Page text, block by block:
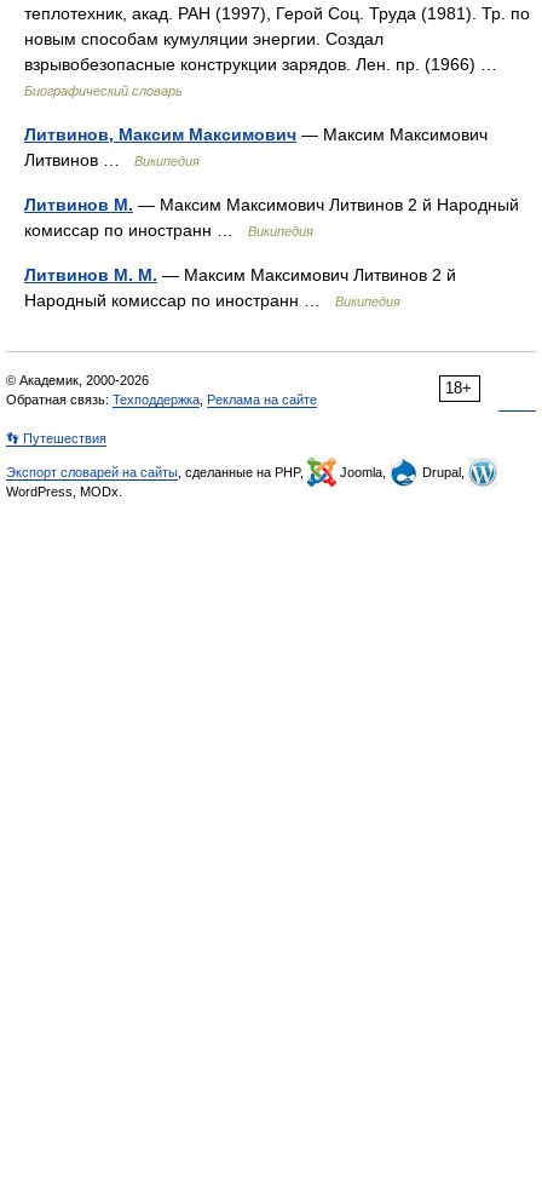
теплотехник, акад. РАН (1997), Герой Соц. Труда (1981). Тр. по
новым способам кумуляции энергии. Создал
взрывобезопасные конструкции зарядов. Лен. пр. (1966) …
Биографический словарь
Литвинов, Максим Максимович — Максим Максимович
Литвинов …
Википедия
Литвинов М. — Максим Максимович Литвинов 2 й Народный
комиссар по иностранн …
Википедия
Литвинов М. М. — Максим Максимович Литвинов 2 й
Народный комиссар по иностранн …
Википедия
18+
© Академик, 2000-2026
Обратная связь: Техподдержка Реклама на сайте
👣 Путешествия
Экспорт словарей на сайты , сделанные на PHP, Joomla,
Drupal,
WordPress, MODx.